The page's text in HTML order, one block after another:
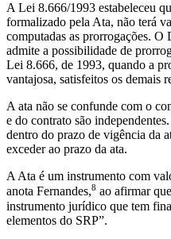
A Lei 8.666/1993 estabeleceu
formalizado pela Ata, não terá
computadas as prorrogações. O
admite a possibilidade de
Lei 8.666, de 1993, quando a
vantajosa, satisfeitos os demais
A ata não se confunde com o
e do contrato são
dentro do prazo de vigência da
exceder ao prazo da ata.
A Ata é um instrumento com
anota Fernandes,8 ao afirmar
instrumento jurídico que tem
elementos do SRP”.